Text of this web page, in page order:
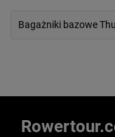
Bagażniki bazowe